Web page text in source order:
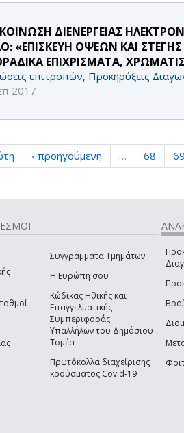
ΔΙΕΝΕΡΓΕΙΑΣ
«ΕΠΙΣΚΕΥΗ ΟΨΕΩΝ ΚΑΙ
ΕΠΙΧΡΙΣΜΑΤΑ,
επιτροπών, Προκηρύξεις
2017
‹ προηγούμενη … 68 69
Συγγράμματα Τμημάτων
Η Ευρώπη σου
Κώδικας Ηθικής και
Επαγγελματικής
Συμπεριφοράς
Υπαλλήλων του Δημόσιου
Τομέα
Πρωτόκολλα διαχείρισης
κρούσματος Covid-19